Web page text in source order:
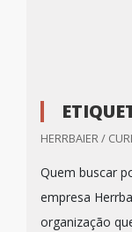
HERRBAIER /
Quem buscar
empresa
organização